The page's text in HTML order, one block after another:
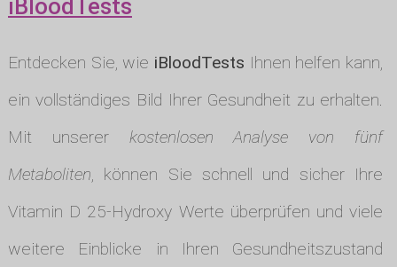
iBloodTests
Entdecken Sie, wie iBloodTests Ihnen helfen kann,
ein vollständiges Bild Ihrer Gesundheit zu erhalten.
Mit unserer kostenlosen Analyse von fünf
Metaboliten, können Sie schnell und sicher Ihre
Vitamin D 25-Hydroxy Werte überprüfen und viele
weitere Einblicke in Ihren Gesundheitszustand